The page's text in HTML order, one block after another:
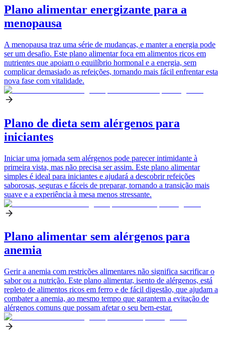
Plano alimentar energizante para a
menopausa
A menopausa traz uma série de mudanças, e manter a energia pode
ser um desafio. Este plano alimentar foca em alimentos ricos em
nutrientes que apoiam o equilíbrio hormonal e a energia, sem
complicar demasiado as refeições, tornando mais fácil enfrentar esta
nova fase com vitalidade.
Plano de dieta sem alérgenos para
iniciantes
Iniciar uma jornada sem alérgenos pode parecer intimidante à
primeira vista, mas não precisa ser assim. Este plano alimentar
simples é ideal para iniciantes e ajudará a descobrir refeições
saborosas, seguras e fáceis de preparar, tornando a transição mais
suave e a experiência à mesa menos stressante.
Plano alimentar sem alérgenos para
anemia
Gerir a anemia com restrições alimentares não significa sacrificar o
sabor ou a nutrição. Este plano alimentar, isento de alérgenos, está
repleto de alimentos ricos em ferro e de fácil digestão, que ajudam a
combater a anemia, ao mesmo tempo que garantem a evitação de
alérgenos comuns que possam afetar o seu bem-estar.